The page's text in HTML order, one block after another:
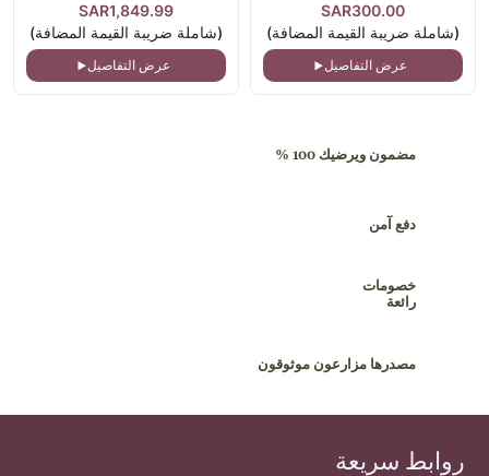
SAR300.00
(شاملة ضريبة القيمة المضافة)
عرض التفاصيل
SAR1,849.99
(شاملة ضريبة القيمة المضافة)
عرض التفاصيل
مضمون ويرضيك 100 %
دفع آمن
خصومات
رائعة
مصدرها مزارعون موثوقون
روابط سريعة